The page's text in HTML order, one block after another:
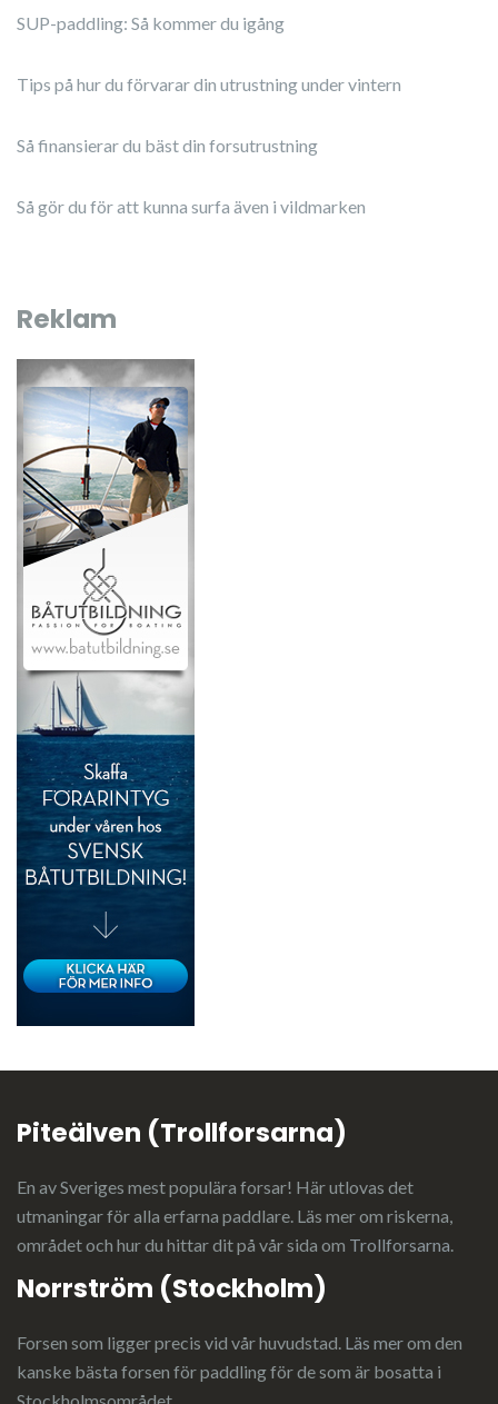
SUP-paddling: Så kommer du igång
Tips på hur du förvarar din utrustning under vintern
Så finansierar du bäst din forsutrustning
Så gör du för att kunna surfa även i vildmarken
Reklam
Piteälven (Trollforsarna)
En av Sveriges mest populära forsar! Här utlovas det
utmaningar för alla erfarna paddlare. Läs mer om riskerna,
området och hur du hittar dit på vår sida om Trollforsarna.
Norrström (Stockholm)
Forsen som ligger precis vid vår huvudstad. Läs merom den
kanske bästa forsen för paddling för de som är bosatta i